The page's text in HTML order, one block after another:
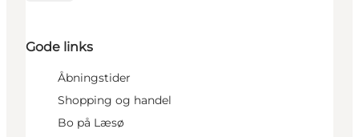
Gode links
Åbningstider
Shopping og handel
Bo på Læsø